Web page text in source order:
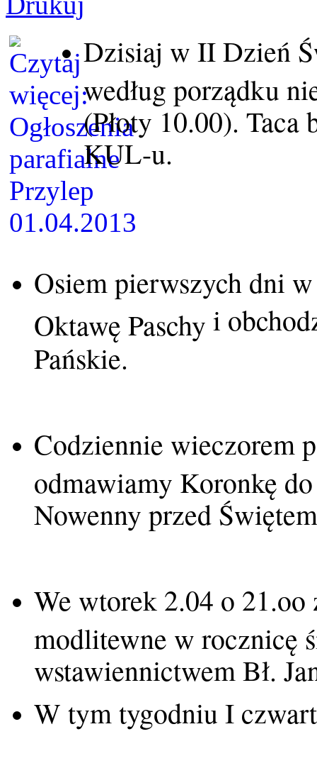
Dzisiaj w II Dzień
według porządku
(Płoty 10.00). Taca
KUL-u.
Osiem pierwszych dni
Oktawę Paschy i
Pańskie.
Codziennie wieczorem
odmawiamy Koronkę
Nowenny przed
We wtorek 2.04 o 21.oo
modlitewne w rocznicę
wstawiennictwem Bł.
W tym tygodniu I